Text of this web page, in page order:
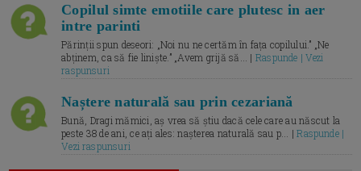
Copilul simte emotiile care plutesc in aer
intre parinti
Părinții spun deseori: „Noi nu ne certăm în fața copilului.” „Ne
abținem, ca să fie liniște.” „Avem grijă să... | Raspunde | Vezi
raspunsuri
Naștere naturală sau prin cezariană
Bună, Dragi mămici, aș vrea să știu dacă cele care au născut la
peste 38 de ani, ce ați ales: nașterea naturală sau p... |Raspunde |
Vezi raspunsuri